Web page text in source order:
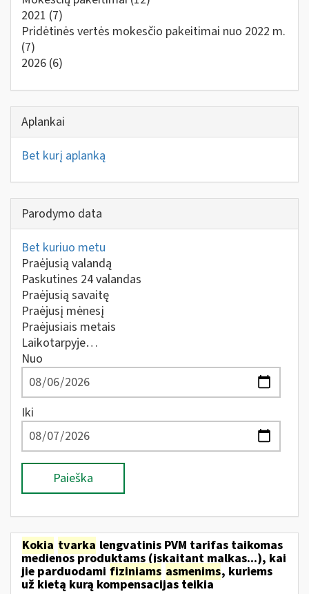
2021 (7)
Pridėtinės vertės mokesčio pakeitimai nuo 2022 m.
(7)
2026 (6)
Aplankai
Bet kurį aplanką
Parodymo data
Bet kuriuo metu
Praėjusią valandą
Paskutines 24 valandas
Praėjusią savaitę
Praėjusį mėnesį
Praėjusiais metais
Laikotarpyje…
Nuo
Iki
Paieška
Kokia tvarka lengvatinis PVM tarifas taikomas
medienos produktams (įskaitant malkas...), kai
jie parduodami fiziniams asmenims, kuriems
už kietą kurą kompensacijas teikia